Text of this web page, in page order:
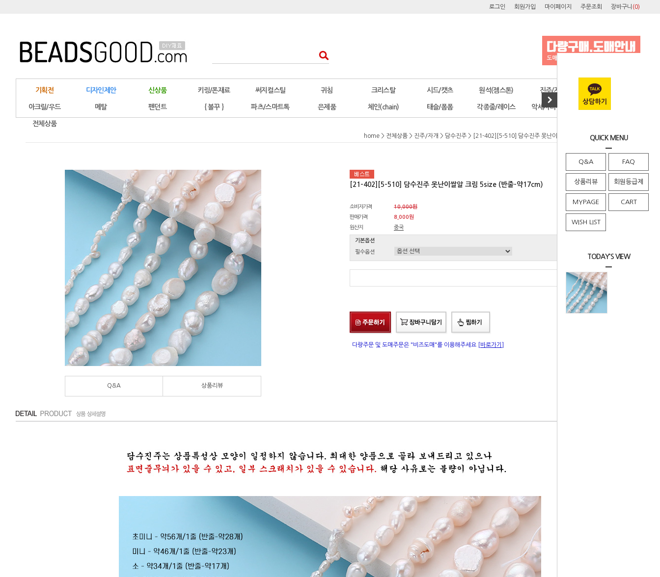
QUICK MENU
Q&A FAQ
상품리뷰 회원등급제
MYPAGE CART
WISH LIST
TODAY'S VIEW
로그인 회원가입 마이페이지 주문조회 장바구니 (0)
기획전 디자인제안 신상품 키링/폰재료 써지컬스틸 귀침 크리스탈 시드/캣츠 원석(젬스톤) 진주/자개 오스트리아
아크릴/우드 메탈 펜던트 { 볼꾸 } 파츠/스마트톡 은제품 체인(chain) 태슬/폼폼 각종줄/레이스 악세사리부자재 공구/포장
전체상품
home > 전체상품 > 진주/자개 > 담수진주 > [21-402][5-510] 담수진주 못난이쌀알 크림 5size (반줄-약17cm)
Q&A 상품리뷰
[21-402][5-510] 담수진주 못난이쌀알 크림 5size (반줄-약17cm)
소비자가격
10,000원
판매가격
8,000원
원산지
중국
기본옵션
필수옵션
총 상품 금액
다량주문 및 도매주문은 "비즈도매"를 이용해주세요 [바로가기]